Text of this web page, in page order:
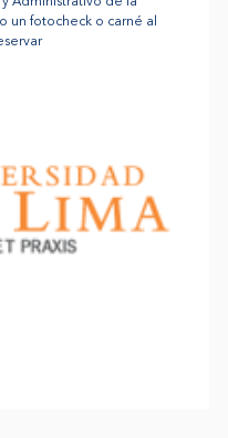
un fotocheck o carné al